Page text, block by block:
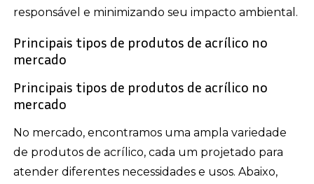
responsável e minimizando seu impacto ambiental.
Principais tipos de produtos de acrílico no
mercado
Principais tipos de produtos de acrílico no
mercado
No mercado, encontramos uma ampla variedade
de produtos de acrílico, cada um projetado para
atender diferentes necessidades e usos. Abaixo,